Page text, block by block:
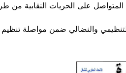
المتواصل على الحريات النقابية من